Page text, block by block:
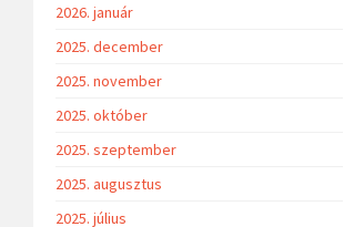
2026. január
2025. december
2025. november
2025. október
2025. szeptember
2025. augusztus
2025. július